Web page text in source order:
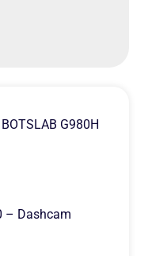
G980H
– Dashcam